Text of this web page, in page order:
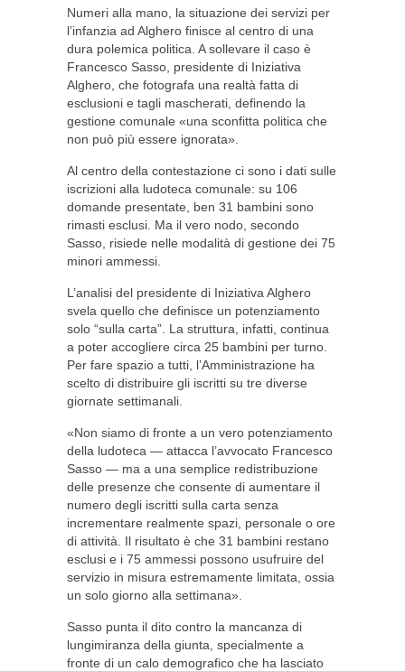
Numeri alla mano, la situazione dei servizi per
l’infanzia ad Alghero finisce al centro di una
dura polemica politica. A sollevare il caso è
Francesco Sasso, presidente di Iniziativa
Alghero, che fotografa una realtà fatta di
esclusioni e tagli mascherati, definendo la
gestione comunale «una sconfitta politica che
non può più essere ignorata».
Al centro della contestazione ci sono i dati sulle
iscrizioni alla ludoteca comunale: su 106
domande presentate, ben 31 bambini sono
rimasti esclusi. Ma il vero nodo, secondo
Sasso, risiede nelle modalità di gestione dei 75
minori ammessi.
L’analisi del presidente di Iniziativa Alghero
svela quello che definisce un potenziamento
solo “sulla carta”. La struttura, infatti, continua
a poter accogliere circa 25 bambini per turno.
Per fare spazio a tutti, l’Amministrazione ha
scelto di distribuire gli iscritti su tre diverse
giornate settimanali.
«Non siamo di fronte a un vero potenziamento
della ludoteca — attacca l’avvocato Francesco
Sasso — ma a una semplice redistribuzione
delle presenze che consente di aumentare il
numero degli iscritti sulla carta senza
incrementare realmente spazi, personale o ore
di attività. Il risultato è che 31 bambini restano
esclusi e i 75 ammessi possono usufruire del
servizio in misura estremamente limitata, ossia
un solo giorno alla settimana».
Sasso punta il dito contro la mancanza di
lungimiranza della giunta, specialmente a
fronte di un calo demografico che ha lasciato